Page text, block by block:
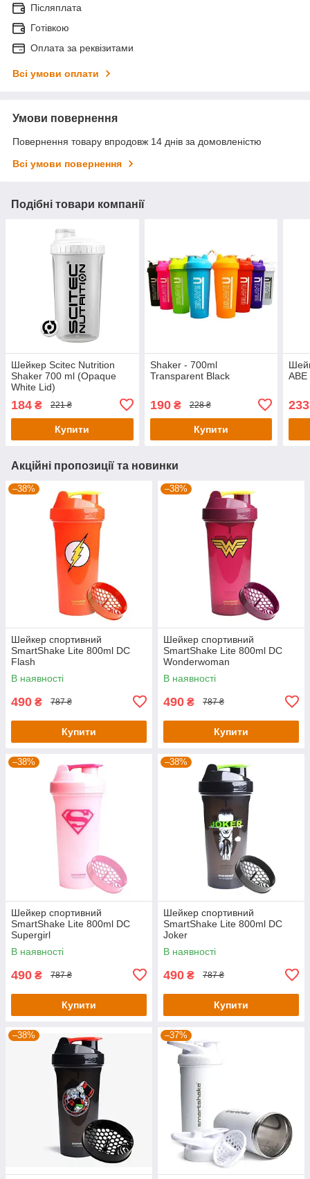
Післяплата
Готівкою
Оплата за реквізитами
Всі умови оплати
Умови повернення
Повернення товару впродовж 14 днів за домовленістю
Всі умови повернення
Подібні товари компанії
Шейкер Scitec Nutrition
Shaker 700 ml (Opaque
White Lid)
184 ₴ 221 ₴
Купити
Shaker - 700ml
Transparent Black
190₴ 228 ₴
Купити
233
Акційні пропозиції та новинки
–38%
Шейкер спортивний
SmartShake Lite 800ml DC
Flash
В наявності
490 ₴ 787 ₴
Купити
–38%
Шейкер спортивний
SmartShake Lite 800ml DC
Wonderwoman
В наявності
490 ₴ 787 ₴
Купити
–38%
Шейкер спортивний
SmartShake Lite 800ml DC
Supergirl
В наявності
490 ₴ 787 ₴
Купити
–38%
Шейкер спортивний
SmartShake Lite 800ml DC
Joker
В наявності
490 ₴ 787 ₴
Купити
–38% –37%